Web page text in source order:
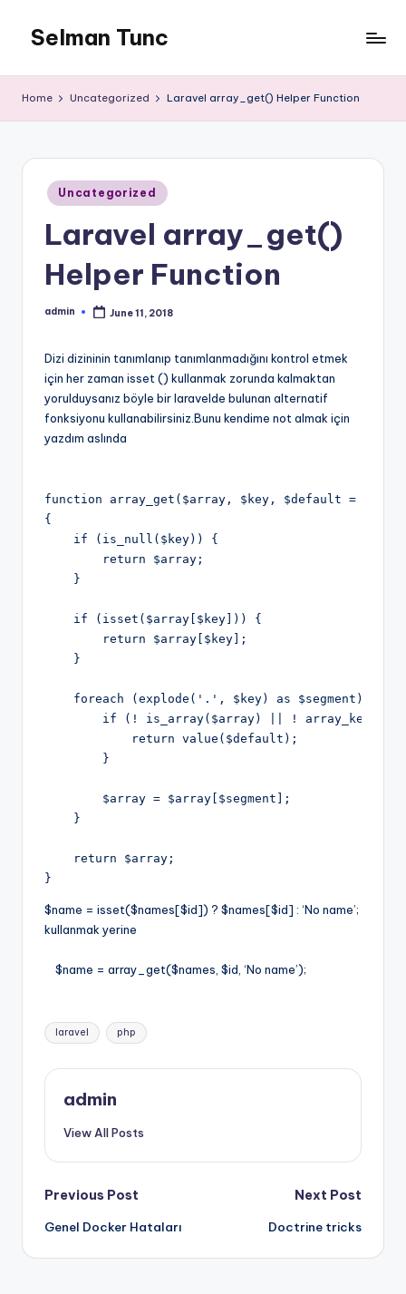
Selman Tunc
Home Uncategorized Laravel array_get() Helper Function
Posted
in
Uncategorized
Laravel array_get()
Helper Function
Posted
admin June 11, 2018
Dizi dizininin tanımlanıp tanımlanmadığını kontrol etmek
için her zaman isset () kullanmak zorunda kalmaktan
yorulduysanız böyle bir laravelde bulunan alternatif
fonksiyonu kullanabilirsiniz.Bunu kendime not almak için
yazdım aslında
function array_get($array, $key, $default = null)
{
if (is_null($key)) {
return $array;
}
if (isset($array[$key])) {
return $array[$key];
}
foreach (explode('.', $key) as $segment) {
if (! is_array($array) || !
return value($default);
}
$array = $array[$segment];
}
return $array;
}
$name = isset($names[$id]) ? $names[$id] : ‘No name’;
kullanmak yerine
$name = array_get($names, $id, ‘No name’);
Tags:
laravel php
admin
View All Posts
Post
navigation
Previous Post
Genel Docker Hataları
Next Post
Doctrine tricks